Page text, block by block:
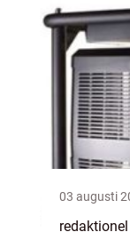
03 augusti
redaktionel